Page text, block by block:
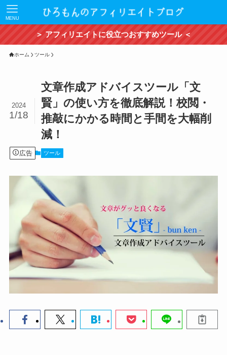
MENU
＞ アフィリエイトに役立つおすすめツール ＜
ホーム ツール
文章作成アドバイスツール「文
賢」の使い方を徹底解説！校閲・
推敲にかかる時間と手間を大幅削
減！
2024
1/18
広告 ツール